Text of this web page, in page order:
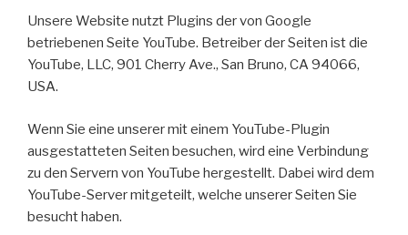
Unsere Website nutzt Plugins der von Google
betriebenen Seite YouTube. Betreiber der Seiten ist die
YouTube, LLC, 901 Cherry Ave., San Bruno, CA 94066,
USA.
Wenn Sie eine unserer mit einem YouTube-Plugin
ausgestatteten Seiten besuchen, wird eine Verbindung
zu den Servern von YouTube hergestellt. Dabei wird dem
YouTube-Server mitgeteilt, welche unserer Seiten Sie
besucht haben.